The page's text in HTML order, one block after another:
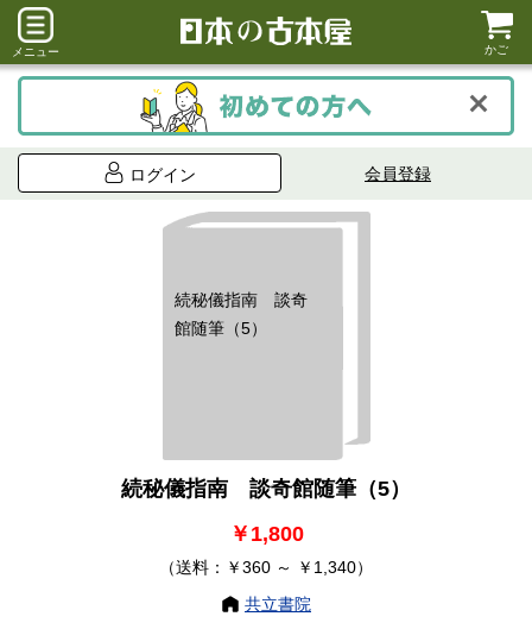
メニュー かご
ログイン 会員登録
続秘儀指南 談奇
館随筆（5）
続秘儀指南 談奇館随筆（5）
￥1,800
（送料：￥360 ～ ￥1,340）
共立書院